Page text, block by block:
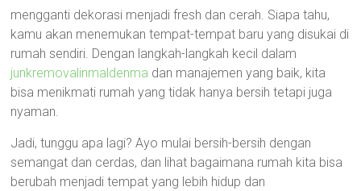
mengganti dekorasi menjadi fresh dan cerah. Siapa tahu,
kamu akan menemukan tempat-tempat baru yang disukai di
rumah sendiri. Dengan langkah-langkah kecil dalam
junkremovalinmaldenma dan manajemen yang baik, kita
bisa menikmati rumah yang tidak hanya bersih tetapi juga
nyaman.
Jadi, tunggu apa lagi? Ayo mulai bersih-bersih dengan
semangat dan cerdas, dan lihat bagaimana rumah kita bisa
berubah menjadi tempat yang lebih hidup dan